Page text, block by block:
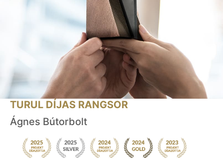
TURUL DÍJAS RANGSOR
Ágnes Bútorbolt